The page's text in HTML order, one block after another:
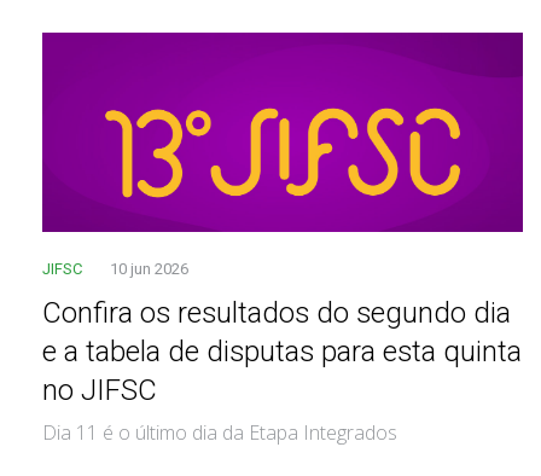
JIFSC 10 jun 2026
Confira os resultados do segundo dia
e a tabela de disputas para esta quinta
no JIFSC
Dia 11 é o último dia da Etapa Integrados